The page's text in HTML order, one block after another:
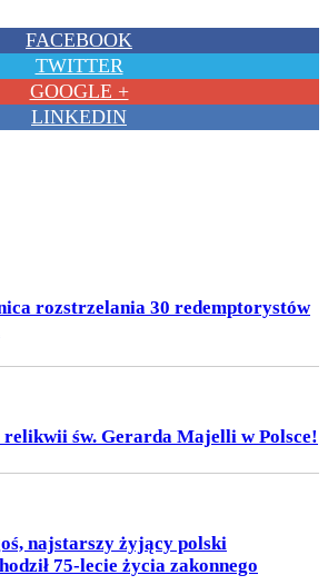
FACEBOOK
TWITTER
GOOGLE +
LINKEDIN
rozstrzelania 30 redemptorystów
św. Gerarda Majelli w Polsce!
najstarszy żyjący polski
75-lecie życia zakonnego